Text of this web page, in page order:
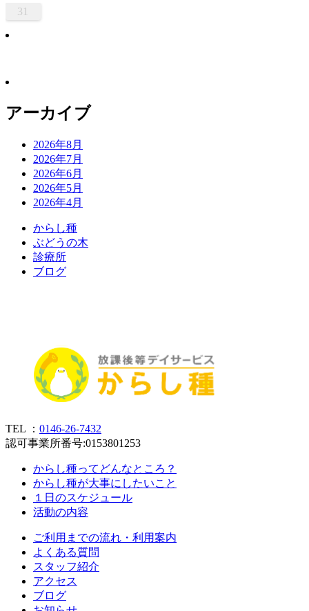
31
アーカイブ
2026年8月
2026年7月
2026年6月
2026年5月
2026年4月
から し種
ぶどう の木
診療所
ブロ グ
TEL ： 0146-26-7432
認可事業所番号:0153801253
からし種ってどんなところ？
からし種が大事にしたいこと
１日のスケジュール
活動の内容
ご利用までの流れ・利用案内
よくある質問
スタッフ紹介
アクセス
ブログ